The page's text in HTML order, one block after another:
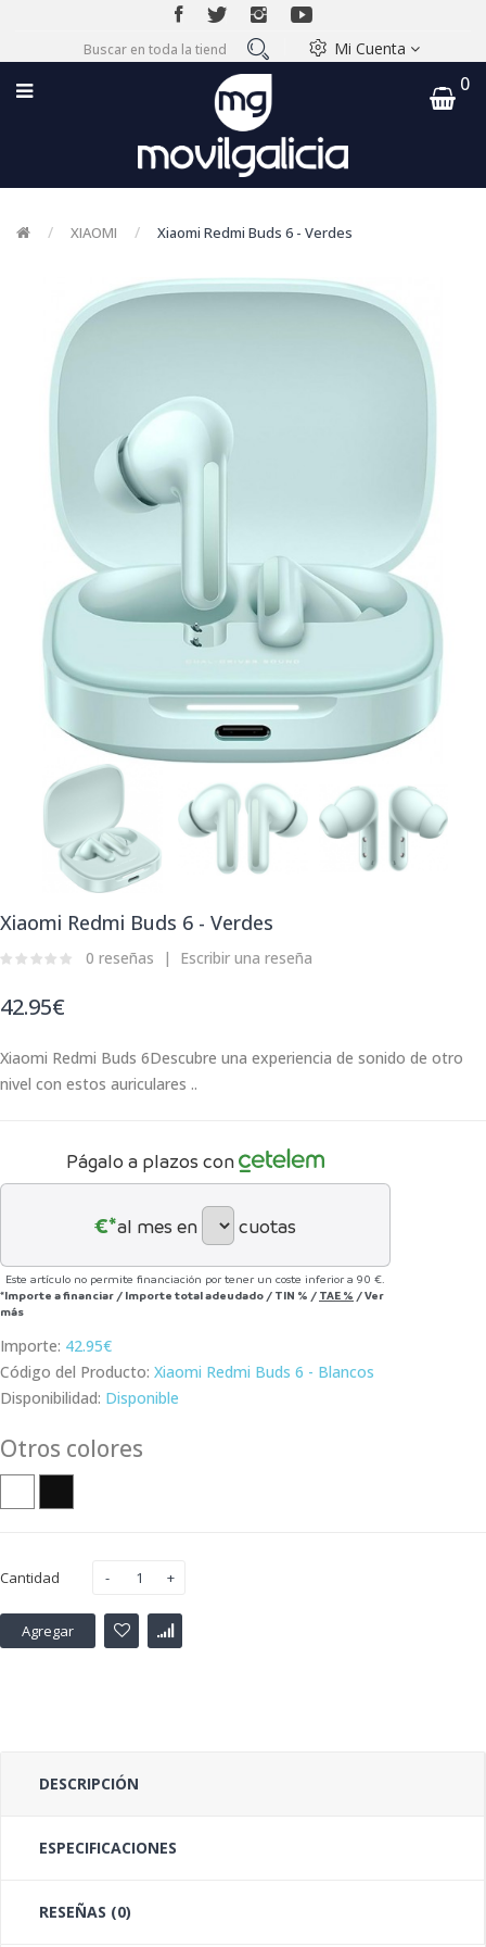
Mi Cuenta
0
XIAOMI Xiaomi Redmi Buds 6 - Verdes
Xiaomi Redmi Buds 6 - Verdes
0 reseñas Escribir una reseña
42.95€
Xiaomi Redmi Buds 6Descubre una experiencia de sonido de otro
nivel con estos auriculares ..
Págalo a plazos con
€*al mes en cuotas
Este artículo no permite financiación por tener un coste inferior a 90 €.
*Importe a financiar / Importe total adeudado / TIN % / TAE % /Ver
más
Importe: 42.95€
Código del Producto: Xiaomi Redmi Buds 6 - Blancos
Disponibilidad: Disponible
Otros colores
Cantidad
Agregar
DESCRIPCIÓN
ESPECIFICACIONES
RESEÑAS (0)